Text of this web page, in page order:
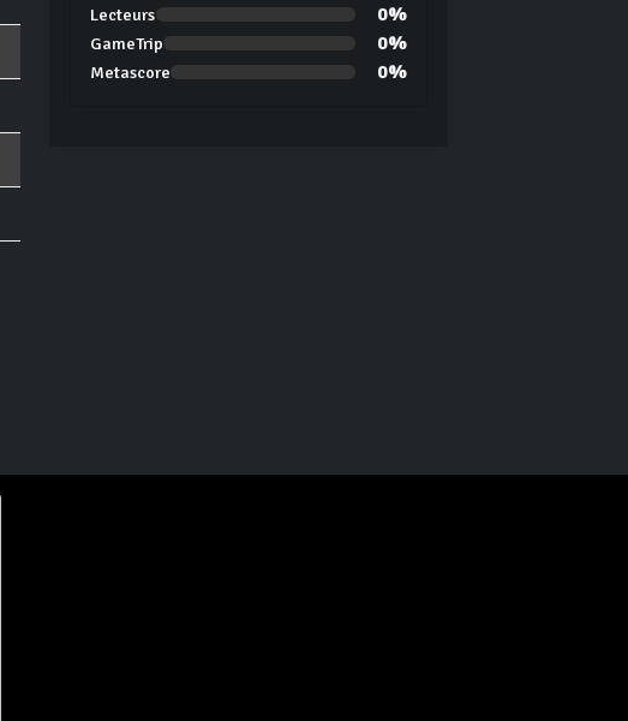
Lecteurs 0%
GameTrip 0%
Metascore 0%